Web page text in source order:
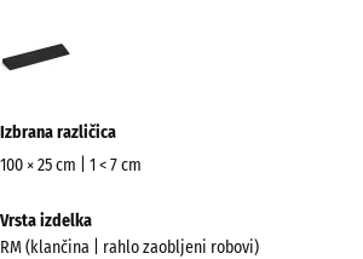
Izbrana različica
100 × 25 cm | 1 < 7 cm
Dimenzije
za
Vrsta izdelka
RM (klančina | rahlo zaobljeni robovi)